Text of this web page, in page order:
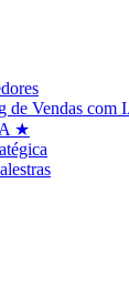
de Vendas com
★